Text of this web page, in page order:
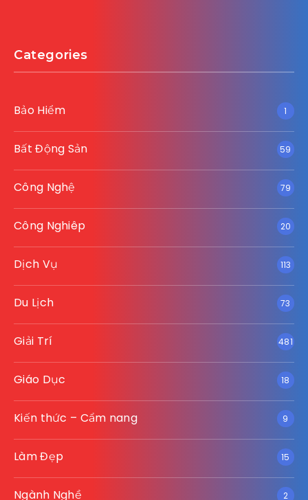
Categories
Bảo Hiểm 1
Bất Động Sản 59
Công Nghệ 79
Công Nghiêp 20
Dịch Vụ 113
Du Lịch 73
Giải Trí 481
Giáo Dục 18
Kiến thức – Cẩm nang 9
Làm Đẹp 15
Ngành Nghề 2